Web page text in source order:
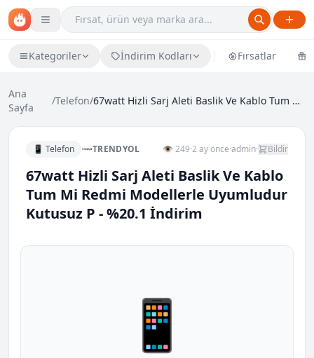
Kategoriler İndirim Kodları Fırsatlar
Ana
Sayfa
/Telefon/ 67watt Hizli Sarj Aleti Baslik Ve Kablo Tum Mi Red...
📱 Telefon TRENDYOL 👁 249·2 ay önce·admin· Bildir
67watt Hizli Sarj Aleti Baslik Ve Kablo
Tum Mi Redmi Modellerle Uyumludur
Kutusuz P - %20.1 İndirim
📱